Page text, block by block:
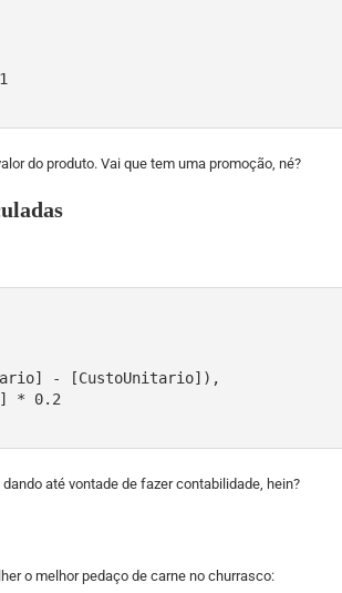
do produto. Vai que tem uma promoção, né?
dando até vontade de fazer contabilidade, hein?
o melhor pedaço de carne no churrasco: